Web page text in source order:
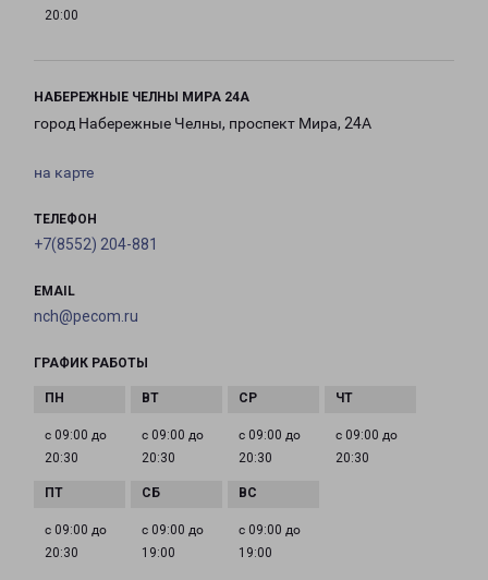
20:00
НАБЕРЕЖНЫЕ ЧЕЛНЫ МИРА 24А
город Набережные Челны, проспект Мира, 24А
на карте
ТЕЛЕФОН
+7(8552) 204-881
EMAIL
nch@pecom.ru
ГРАФИК РАБОТЫ
с 09:00 до
20:30
с 09:00 до
20:30
с 09:00 до
20:30
с 09:00 до
20:30
с 09:00 до
20:30
с 09:00 до
19:00
с 09:00 до
19:00